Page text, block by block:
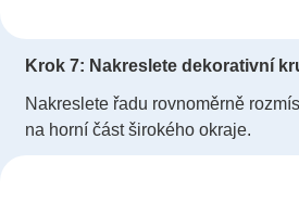
Krok 7: Nakreslete dekorativní
Nakreslete řadu rovnoměrně
na horní část širokého okraje.